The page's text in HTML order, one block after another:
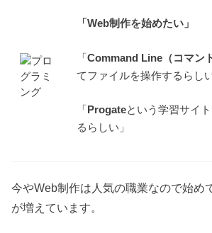
「Web制作を始めたい」
「Command Line（コマン
てファイルを操作するらしい
「 Progateという学習サイ
るらしい」
今やWeb制作は人気の職業なので始め
が増えています。